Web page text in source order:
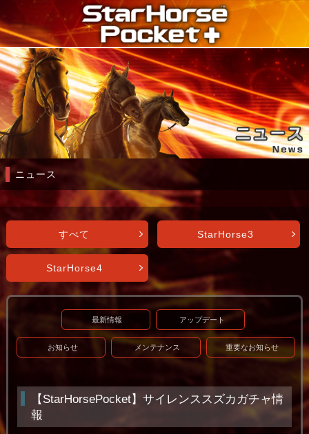
ニュース
すべて StarHorse3
StarHorse4
最新情報 アップデート
お知らせ メンテナンス 重要なお知らせ
【StarHorsePocket】サイレンススズカガチャ情
報